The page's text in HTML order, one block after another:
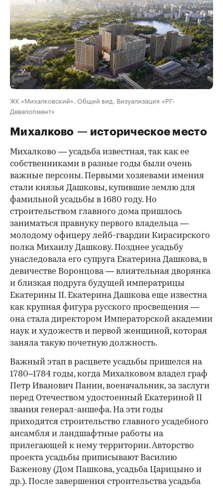
ЖК «Михалковский». Общий вид. Визуализация «РГ-
Девелопмент»
Михалково — историческое место
Михалково — усадьба известная, так как ее
собственниками в разные годы были очень
важные персоны. Первыми хозяевами имения
стали князья Дашковы, купившие землю для
фамильной усадьбы в 1680 году. Но
строительством главного дома пришлось
заниматься правнуку первого владельца —
молодому офицеру лейб-гвардии Кирасирского
полка Михаилу Дашкову. Позднее усадьбу
унаследовала его супруга Екатерина Дашкова, в
девичестве Воронцова — влиятельная дворянка
и близкая подруга будущей императрицы
Екатерины II. Екатерина Дашкова еще известна
как крупная фигура русского просвещения —
она стала директором Императорской академии
наук и художеств и первой женщиной, которая
заняла такую почетную должность.
Важный этап в расцвете усадьбы пришелся на
1780–1784 годы, когда Михалковом владел граф
Петр Иванович Панин, военачальник, за заслуги
перед Отечеством удостоенный Екатериной II
звания генерал-аншефа. На эти годы
приходятся строительство главного усадебного
ансамбля и ландшафтные работы на
прилегающей к нему территории. Авторство
проекта усадьбы приписывают Василию
Баженову (Дом Пашкова, усадьба Царицыно и
др.). После завершения строительства усадьба